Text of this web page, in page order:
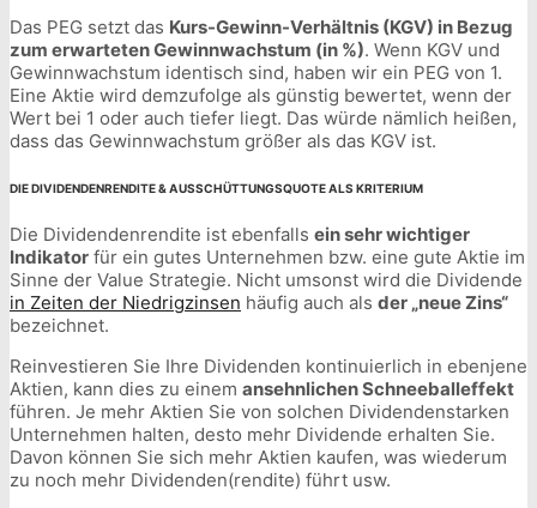
Das PEG setzt das Kurs-Gewinn-Verhältnis (KGV) in Bezug
zum erwarteten Gewinnwachstum (in %). Wenn KGV und
Gewinnwachstum identisch sind, haben wir ein PEG von 1.
Eine Aktie wird demzufolge als günstig bewertet, wenn der
Wert bei 1 oder auch tiefer liegt. Das würde nämlich heißen,
dass das Gewinnwachstum größer als das KGV ist.
DIE DIVIDENDENRENDITE & AUSSCHÜTTUNGSQUOTE ALS KRITERIUM
Die Dividendenrendite ist ebenfalls ein sehr wichtiger
Indikator für ein gutes Unternehmen bzw. eine gute Aktie im
Sinne der Value Strategie. Nicht umsonst wird die Dividende
in Zeiten der Niedrigzinsen häufig auch als der „neue Zins“
bezeichnet.
Reinvestieren Sie Ihre Dividenden kontinuierlich in ebenjene
Aktien, kann dies zu einem ansehnlichen Schneeballeffekt
führen. Je mehr Aktien Sie von solchen Dividendenstarken
Unternehmen halten, desto mehr Dividende erhalten Sie.
Davon können Sie sich mehr Aktien kaufen, was wiederum
zu noch mehr Dividenden(rendite) führt usw.